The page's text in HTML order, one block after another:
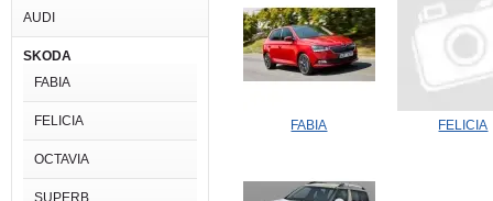
AUDI
SKODA
FABIA
FELICIA
OCTAVIA
SUPERB
FABIA FELICIA